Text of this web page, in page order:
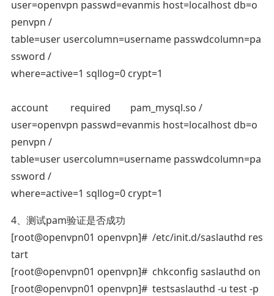
user=openvpn passwd=evanmis host=localhost db=o
penvpn /
table=user usercolumn=username passwdcolumn=pa
ssword /
where=active=1 sqllog=0 crypt=1
account required pam_mysql.so /
user=openvpn passwd=evanmis host=localhost db=o
penvpn /
table=user usercolumn=username passwdcolumn=pa
ssword /
where=active=1 sqllog=0 crypt=1
4、测试pam验证是否成功
[root@openvpn01 openvpn]# /etc/init.d/saslauthd res
tart
[root@openvpn01 openvpn]# chkconfig saslauthd on
[root@openvpn01 openvpn]# testsaslauthd -u test -p